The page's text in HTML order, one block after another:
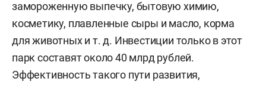
замороженную выпечку, бытовую химию,
косметику, плавленные сыры и масло, корма
для животных и т. д. Инвестиции только в этот
парк составят около 40 млрд рублей.
Эффективность такого пути развития,